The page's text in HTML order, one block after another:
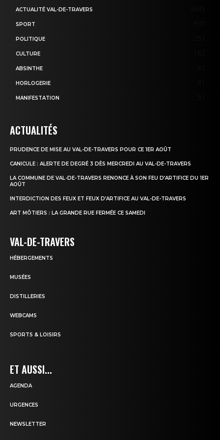
ACTUALITÉ VAL-DE-TRAVERS
SPORT
POLITIQUE
CULTURE
ABSINTHE
HORLOGERIE
MANIFESTATION
ACTUALITÉS
PRUDENCE DE MISE AU VAL-DE-TRAVERS POUR CE 1ER AOÛT
CANICULE : ALERTE DE DEGRÉ 3 DÈS MERCREDI AU VAL-DE-TRAVERS
LA COMMUNE DE VAL-DE-TRAVERS RENONCE À SON FEU D’ARTIFICE DU 1ER
AOÛT
INTERDICTION DES FEUX ET FEUX D’ARTIFICE AU VAL-DE-TRAVERS
ART MÔTIERS : LA GRANDE RUE FERMÉE CE SAMEDI
VAL-DE-TRAVERS
HÉBERGEMENTS
MUSÉES
DISTILLERIES
WEBCAMS
SPORTS & LOISIRS
ET AUSSI...
AGENDA
URGENCES
NEWSLETTER